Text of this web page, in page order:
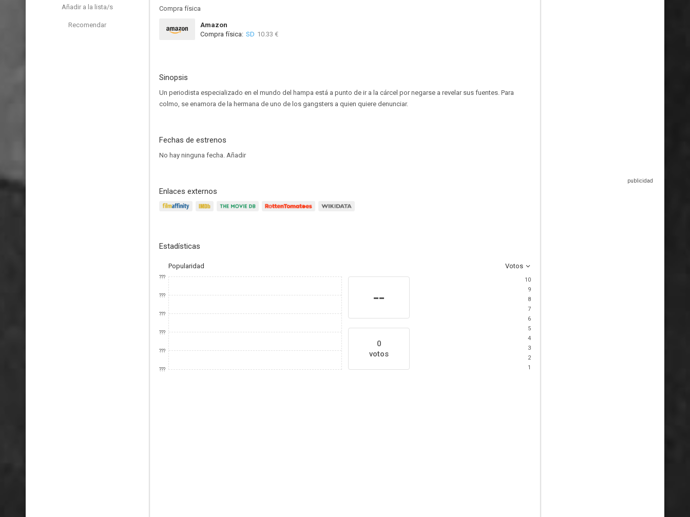
Añadir a la lista/s
Recomendar
Compra física
Amazon
Compra física: SD 10.33 €
Sinopsis
Un periodista especializado en el mundo del hampa está a punto de ir a la cárcel por negarse a revelar sus fuentes. Para
colmo, se enamora de la hermana de uno de los gangsters a quien quiere denunciar.
Fechas de estrenos
No hay ninguna fecha. Añadir
Enlaces externos
Estadísticas
Popularidad Votos
???
???
???
???
???
???
--
0
votos
10
9
8
7
6
5
4
3
2
1